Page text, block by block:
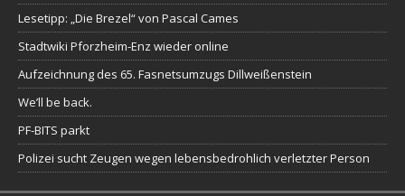
Lesetipp: „Die Brezel“ von Pascal Cames
Stadtwiki Pforzheim-Enz wieder online
Aufzeichnung des 65. Fasnetsumzugs Dillweißenstein
We’ll be back.
PF-BITS parkt
Polizei sucht Zeugen wegen lebensbedrohlich verletzter Person